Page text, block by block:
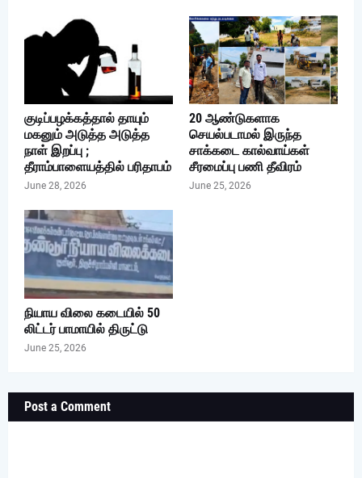
குடிப்பழக்கத்தால் தாயும்
மகனும் அடுத்த அடுத்த
நாள் இறப்பு ;
தீராம்பாளையத்தில் பரிதாபம்
June 28, 2026
20 ஆண்டுகளாக
செயல்படாமல் இருந்த
சாக்கடை கால்வாய்கள்
சீரமைப்பு பணி தீவிரம்
June 25, 2026
நியாய விலை கடையில் 50
லிட்டர் பாமாயில் திருட்டு
June 25, 2026
Post a Comment